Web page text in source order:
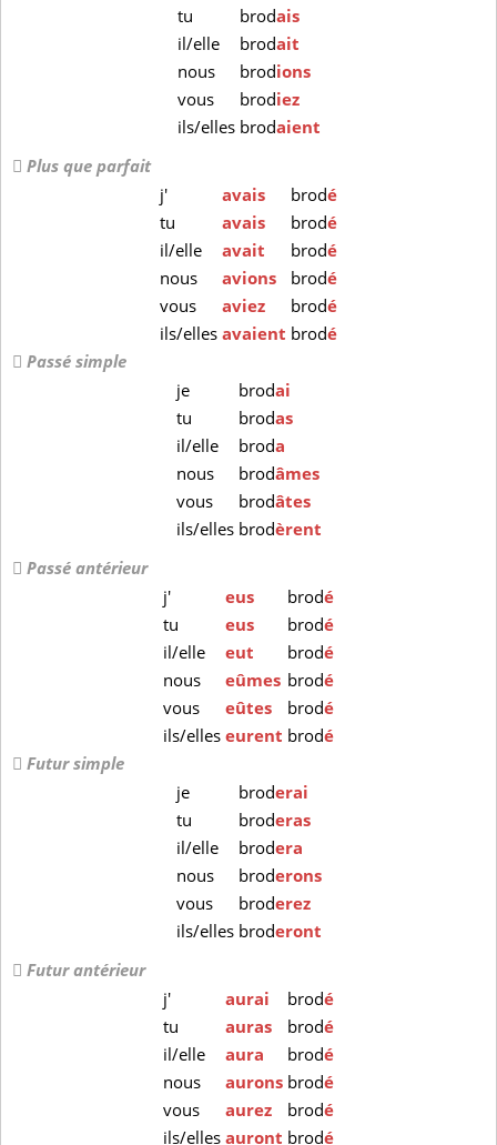
tu
brodais
il/elle
brodait
nous
brodions
vous
brodiez
ils/elles brodaient
Plus que parfait
j'
avais brodé
tu
avais brodé
il/elle
avait brodé
nous
avions brodé
vous
aviez brodé
ils/ellesavaient brodé
Passé simple
je
brodai
tu
brodas
il/elle
broda
nous
brodâmes
vous
brodâtes
ils/elles brodèrent
Passé antérieur
j'
eus brodé
tu
eus brodé
il/elle
eut brodé
nous
eûmes brodé
vous
eûtes brodé
ils/elleseurent brodé
Futur simple
je
broderai
tu
broderas
il/elle
brodera
nous
broderons
vous
broderez
ils/elles broderont
Futur antérieur
j'
aurai brodé
tu
auras brodé
il/elle
aura brodé
nous
aurons brodé
vous
aurez brodé
ils/ellesauront brodé